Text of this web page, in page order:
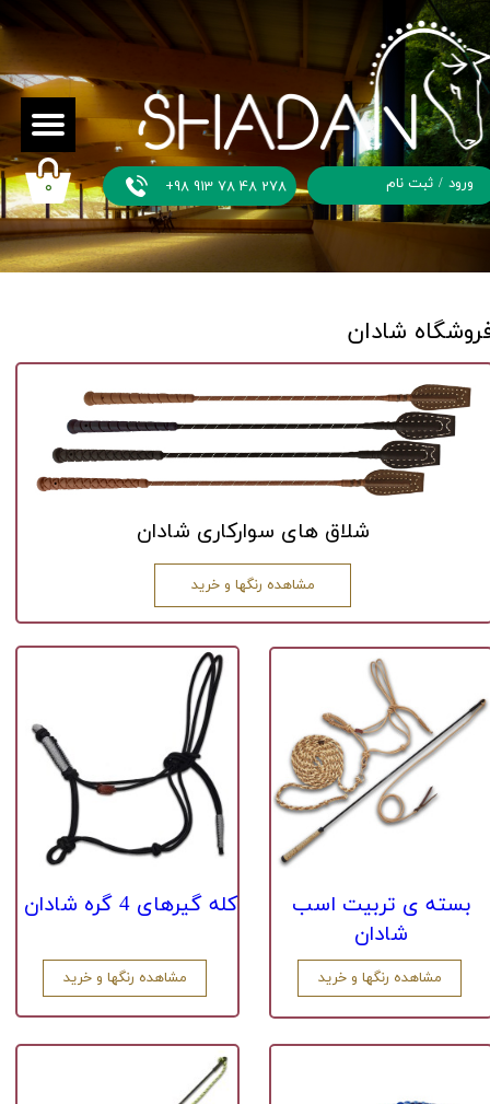
+98 913 78 48 278 ورود / ثبت نام
حساب
واژه
خروج از
حساب
کاربری
۰
شادان
کله گیرهای 4 گره شادان​​​​​​​
مشاهده رنگها و خرید
​​بسته ی تربیت اسب
شادان
مشاهده رنگها و خرید
مشاهده رنگها و خرید
شلاق های سوارکاری شادان